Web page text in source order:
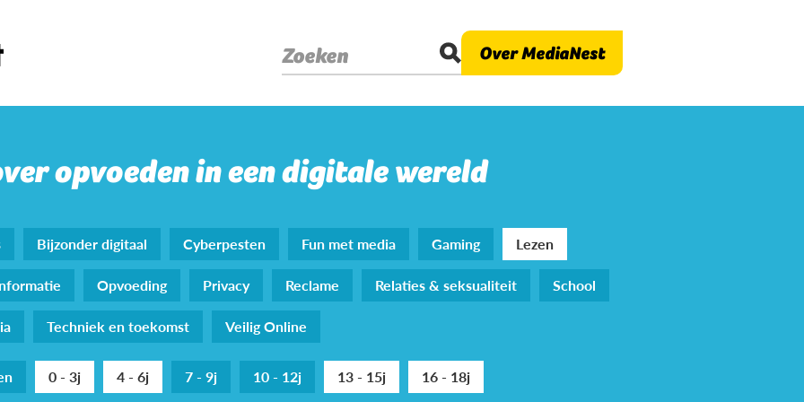
Zoeken Over MediaNest
opvoeden in een digitale wereld
Bijzonder digitaal Cyberpesten Fun met media Gaming
Lezen
Opvoeding Privacy Reclame Relaties & seksualiteit
School
Techniek en toekomst Veilig Online
0 - 3j 4 - 6j 7 - 9j 10 - 12j 13 - 15j 16 - 18j